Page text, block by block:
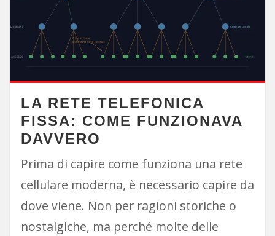
LA RETE TELEFONICA
FISSA: COME FUNZIONAVA
DAVVERO
Prima di capire come funziona una rete
cellulare moderna, è necessario capire da
dove viene. Non per ragioni storiche o
nostalgiche, ma perché molte delle